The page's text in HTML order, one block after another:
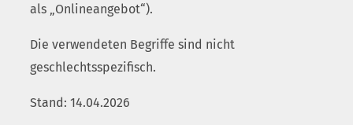
als „Onlineangebot“).
Die verwendeten Begriffe sind nicht
geschlechtsspezifisch.
Stand: 14.04.2026